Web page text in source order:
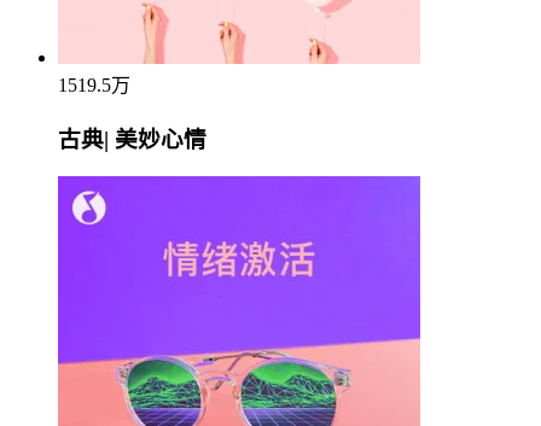
1519.5万
古典| 美妙心情